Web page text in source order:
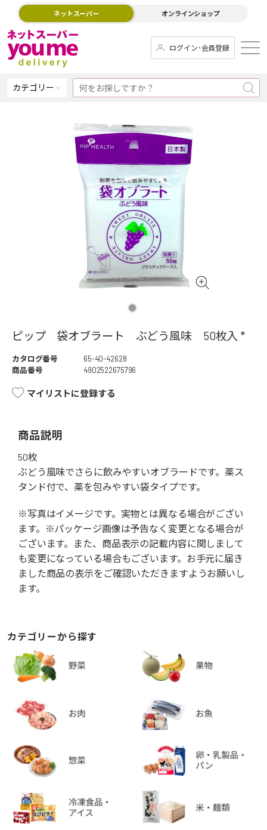
ネットスーパー オンラインショップ
ログイン･会員登録
カテゴリー
ピップ 袋オブラート ぶどう風味 50枚入 *
カタログ番号
65-40-42628
商品番号
4902522675796
マイリストに登録する
商品説明
50枚
ぶどう風味でさらに飲みやすいオブラードです。薬ス
タンド付で、薬を包みやすい袋タイプです。
※写真はイメージです。実物とは異なる場合がござい
ます。※パッケージ画像は予告なく変更となる場合が
ございます。また、商品表示の記載内容に関しまして
も変更になっている場合もございます。お手元に届き
ました商品の表示をご確認いただきますようお願いし
ます。
カテゴリーから探す